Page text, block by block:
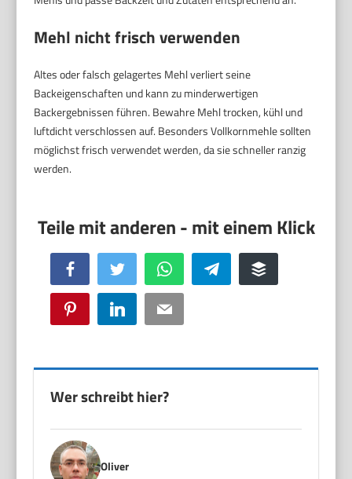
Mehl nicht frisch verwenden
Altes oder falsch gelagertes Mehl verliert seine
Backeigenschaften und kann zu minderwertigen
Backergebnissen führen. Bewahre Mehl trocken, kühl und
luftdicht verschlossen auf. Besonders Vollkornmehle sollten
möglichst frisch verwendet werden, da sie schneller ranzig
werden.
Facebook Twitter WhatsApp Telegram Buffer
Pinterest LinkedIn Email
Wer schreibt hier?
Oliver